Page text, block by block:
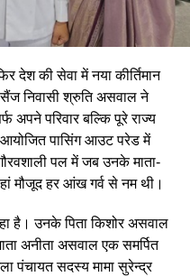
देश की सेवा में नया कीर्तिमान
निवासी श्रुति असवाल ने
अपने परिवार बल्कि पूरे राज्य
पासिंग आउट परेड में
पल में जब उनके माता-
मौजूद हर आंख गर्व से नम थी।
है। उनके पिता किशोर असवाल
अनीता असवाल एक समर्पित
पंचायत सदस्य मामा सुरेन्द्र